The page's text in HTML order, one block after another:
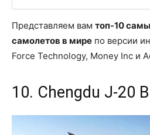
Представляем вам топ-10
самолетов в мире по версии
Force Technology, Money Inc и
10. Chengdu J-20